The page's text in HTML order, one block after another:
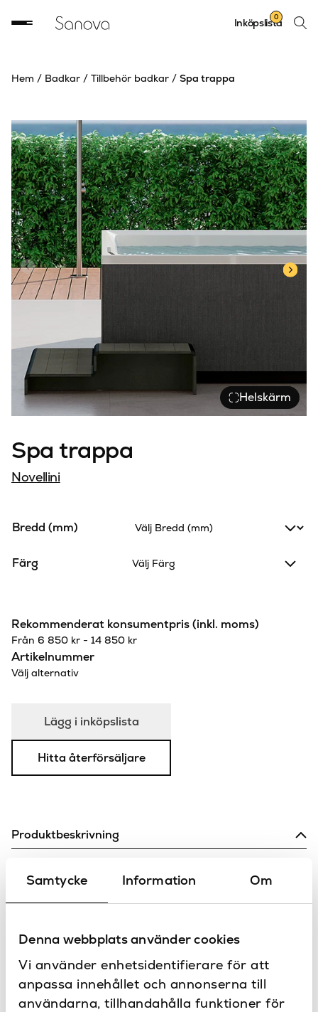
Samtycke Information Om
Denna webbplats använder cookies
Vi använder enhetsidentifierare för att
anpassa innehållet och annonserna till
användarna, tillhandahålla funktioner för
Sök
Inköpslista
0
Hem / Badkar / Tillbehör badkar / Spa trappa
Helskärm
Spa trappa
Novellini
Bredd (mm)
Färg Välj Färg
Rekommenderat konsumentpris (inkl. moms)
Från 6 850 kr - 14 850 kr
Artikelnummer
Välj alternativ
Lägg i inköpslista
Hitta återförsäljare
Produktbeskrivning
Spa trappa som kompletterar ditt spa perfekt!
Finns i två olika färgval samt två höjder.
Dessutom finns det en version med 2 trappsteg.
Specifikationer
Bredd (mm) 660, 700, 1182
Djup (mm)
Ritning